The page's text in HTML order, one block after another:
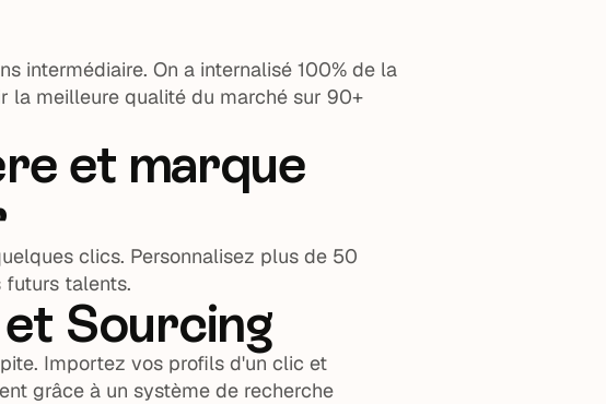
intermédiaire. On a internalisé 100% de la
la meilleure qualité du marché sur 90+
et marque
clics. Personnalisez plus de 50
futurs talents.
Sourcing
Importez vos profils d'un clic et
grâce à un système de recherche